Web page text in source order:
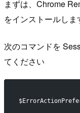
まずは、Chrome
をインストールしま
次のコマンドを
てください